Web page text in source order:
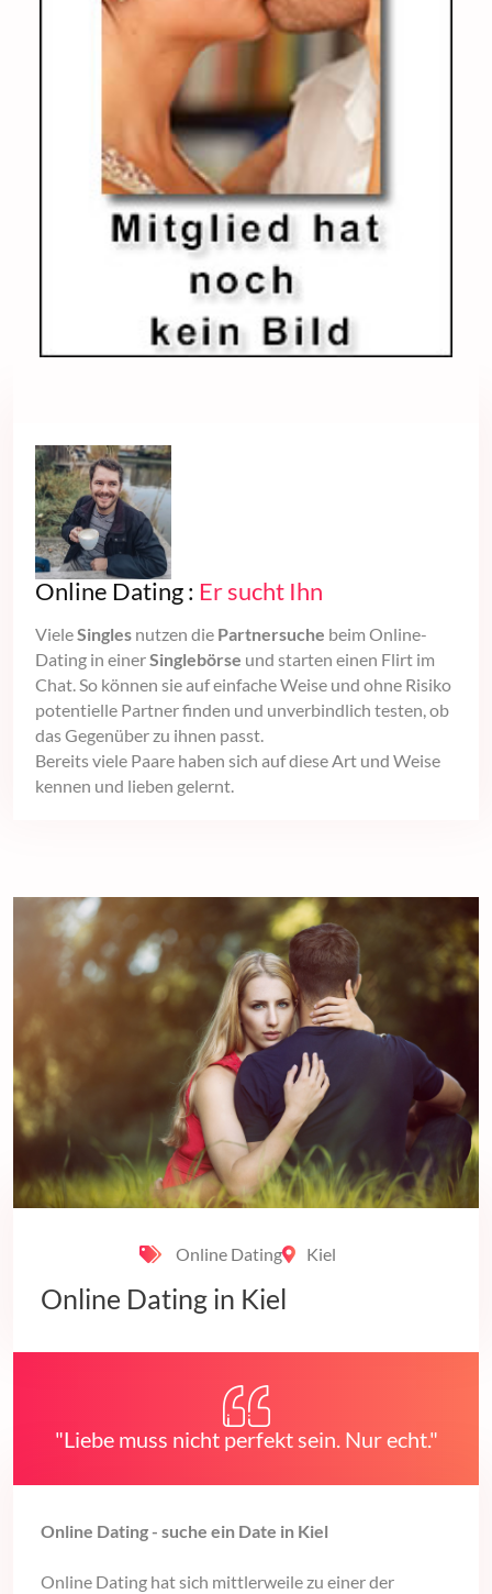
Online Dating : Er sucht Ihn
VieleSingles nutzen die Partnersuche beim Online-
Dating in einerSinglebörse und starten einen Flirt im
Chat. So können sie auf einfache Weise und ohne Risiko
potentielle Partner finden und unverbindlich testen, ob
das Gegenüber zu ihnen passt.
Bereits viele Paare haben sich auf diese Art und Weise
kennen und lieben gelernt.
Online Dating Kiel
Online Dating in Kiel
"Liebe muss nicht perfekt sein. Nur echt."
Online Dating - suche ein Date in Kiel
Online Dating hat sich mittlerweile zu einer der